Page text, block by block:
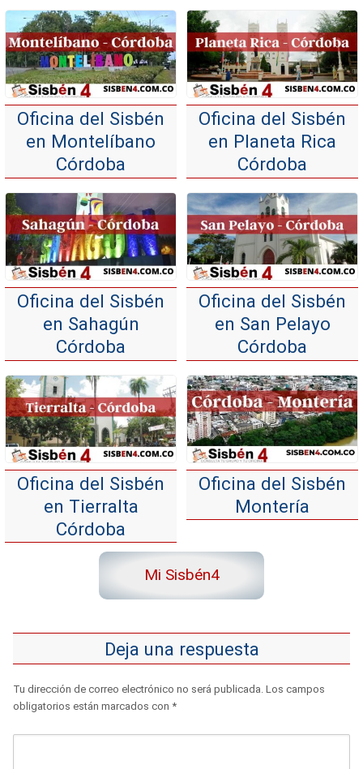
Oficina del Sisbén
en Montelíbano
Córdoba
Oficina del Sisbén
en Planeta Rica
Córdoba
Oficina del Sisbén
en Sahagún
Córdoba
Oficina del Sisbén
en San Pelayo
Córdoba
Oficina del Sisbén
en Tierralta
Córdoba
Oficina del Sisbén
Montería
Mi Sisbén4
Deja una respuesta
Tu dirección de correo electrónico no será publicada. Los campos
obligatorios están marcados con *